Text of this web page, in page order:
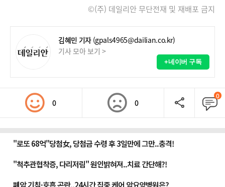
©(주) 데일리안 무단전재 및 재배포 금지
김혜민 기자 (gpals4965@dailian.co.kr)
기사 모아 보기 >
+네이버 구독
0 0
0